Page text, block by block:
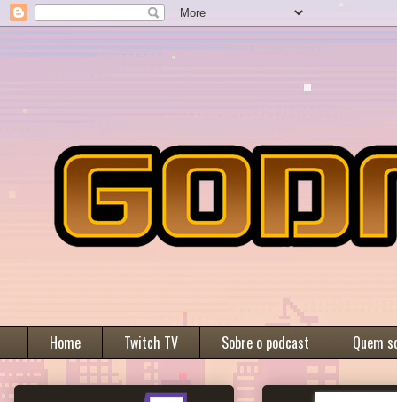
Home Twitch TV Sobre o podcast Quem